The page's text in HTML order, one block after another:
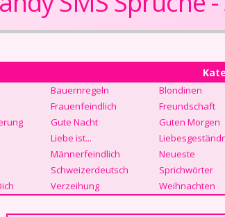
Bauernregeln Blondinen
Frauenfeindlich Freundschaft
Gute Nacht Guten Morgen
Liebe ist...
Männerfeindlich Neueste
Schweizerdeutsch Sprichwörter
Verzeihung Weihnachten